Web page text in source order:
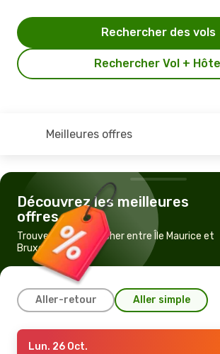
Rechercher Vol +
Rechercher des vols
Meilleures offres
Découvrez les meilleures
offres
Trouvez un vol pas cher entre Île Maurice et
Bruxelles
Aller-retour Aller simple
Jeu. 3 Sept.- Jeu. 10 Sept.
Lun. 26 Oct.